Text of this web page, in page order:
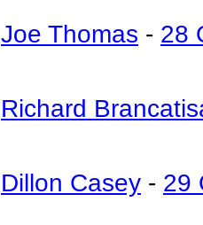
Joe Thomas - 28
Richard
Dillon Casey - 29